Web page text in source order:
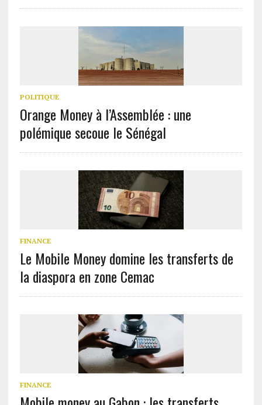
POLITIQUE
Orange Money à l’Assemblée : une
polémique secoue le Sénégal
FINANCE
Le Mobile Money domine les transferts de
la diaspora en zone Cemac
FINANCE